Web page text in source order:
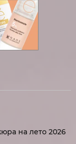
на лето 2026